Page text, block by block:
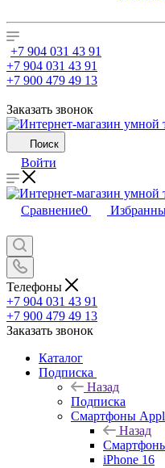
+7 904 031 43 91
+7 904 031 43 91
+7 900 479 49 13
Заказать звонок
Поиск
Войти
Сравнение0
Телефоны
+7 904 031 43 91
+7 900 479 49 13
Заказать звонок
Каталог
Подписка
Назад
Подписка
Смартфоны
Назад
iPhone 16